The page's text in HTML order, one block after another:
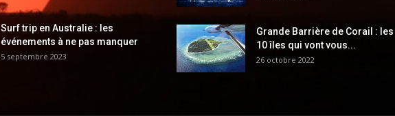
Surf trip en Australie : les
événements à ne pas manquer
5 septembre 2023
Grande Barrière de Corail : les
10 îles qui vont vous...
26 octobre 2022